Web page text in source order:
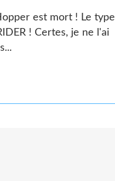
est mort ! Le type
! Certes, je ne l'ai